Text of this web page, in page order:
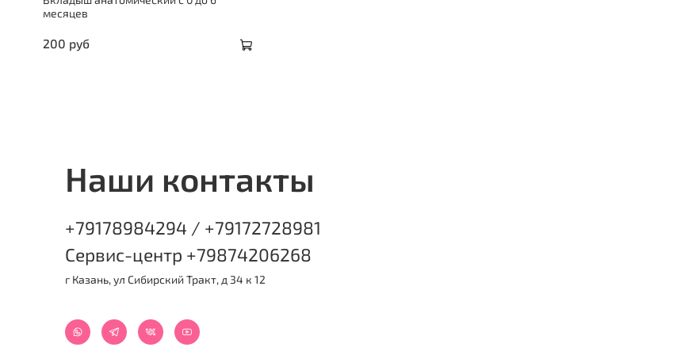
месяцев
200 руб
Наши контакты
+79178984294 / +79172728981
Сервис-центр +79874206268
г Казань, ул Сибирский Тракт, д 34 к 12